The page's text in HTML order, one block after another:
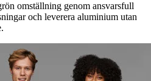
omställning genom ansvarsfull
och leverera aluminium utan